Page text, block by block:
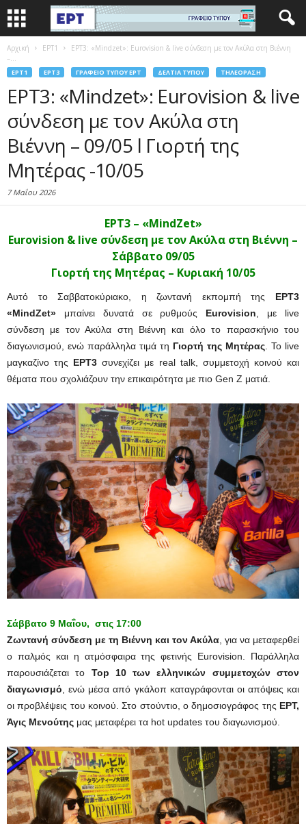
Αρχική EΡΤ1
ΕΡΤ3: «Mindzet»: Eurovision & live σύνδεση με τον Ακύλα στη Βιέννη
–...
EΡΤ1 EΡΤ3 ΓΡΑΦΕΊΟ ΤΎΠΟΥ ΕΡΤ ΔΕΛΤΊΑ ΤΎΠΟΥ ΤΗΛΕΌΡΑΣΗ
ΕΡΤ3: «Mindzet»: Eurovision & live
σύνδεση με τον Ακύλα στη
Βιέννη – 09/05 l Γιορτή της
Μητέρας -10/05
7 Μαΐου 2026
ΕΡΤ3 – «MindZet»
Eurovision & live σύνδεση με τον Ακύλα στη Βιέννη –
Σάββατο 09/05
Γιορτή της Μητέρας – Κυριακή 10/05
Αυτό το Σαββατοκύριακο, η ζωντανή εκπομπή της ΕΡΤ3
«MindZet» μπαίνει δυνατά σε ρυθμούς Eurovision , με live
σύνδεση με τον Ακύλα στη Βιέννη και όλο το παρασκήνιο του
διαγωνισμού, ενώ παράλληλα τιμά τη Γιορτή της Μητέρας . Το live
μαγκαζίνο της ΕΡΤ3 συνεχίζει με real talk, συμμετοχή κοινού και
θέματα που σχολιάζουν την επικαιρότητα με πιο Gen Z ματιά.
Σάββατο 9 Μαΐου, στις 17:00
Ζωντανή σύνδεση με τη Βιέννη και τον Ακύλα, για να μεταφερθεί
ο παλμός και η ατμόσφαιρα της φετινής Eurovision. Παράλληλα
παρουσιάζεται το Top 10 των ελληνικών συμμετοχών στον
διαγωνισμό, ενώ μέσα από γκάλοπ καταγράφονται οι απόψεις και
οι προβλέψεις του κοινού. Στο στούντιο, ο δημοσιογράφος της ΕΡΤ,
Άγις Μενούτης μας μεταφέρει τα hot updates του διαγωνισμού.